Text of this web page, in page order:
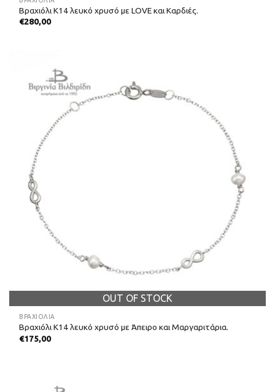
Βραχιόλι Κ14 λευκό χρυσό με LOVE και Καρδιές.
€280,00
OUT OF STOCK
ΒΡΑΧΙΌΛΙΑ
Βραχιόλι Κ14 λευκό χρυσό με Άπειρο και Μαργαριτάρια.
€175,00